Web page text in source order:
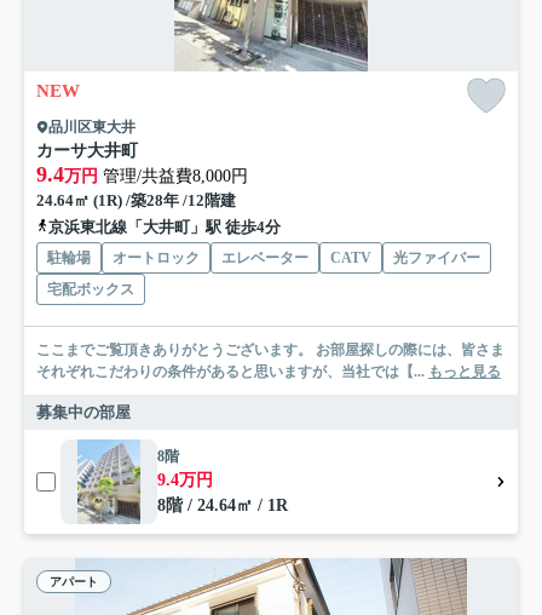
NEW
品川区東大井
カーサ大井町
9.4万円 管理/共益費8,000円
24.64㎡ (1R) /築28年 /12階建
京浜東北線「大井町」駅 徒歩4分
駐輪場 オートロック エレベーター CATV
光ファイバー
宅配ボックス
ここまでご覧頂きありがとうございます。 お部屋探しの際には、皆さま
それぞれこだわりの条件があると思いますが、当社では【... もっと見る
募集中の部屋
8階
9.4万円
8階 / 24.64㎡ / 1R
アパート